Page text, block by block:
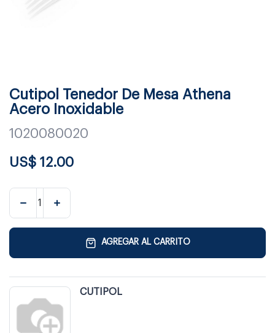
Cutipol Tenedor De Mesa Athena
Acero Inoxidable
1020080020
US$ 12.00
AGREGAR AL CARRITO
CUTIPOL